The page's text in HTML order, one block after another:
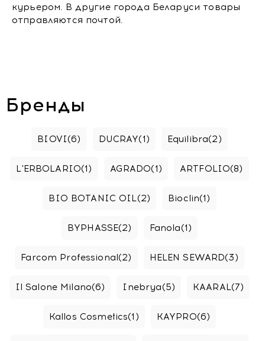
курьером. В другие города Беларуси товары
отправляются почтой.
Бренды
BIOVI(6) DUCRAY(1) Equilibra(2)
L'ERBOLARIO(1) AGRADO(1) ARTFOLIO(8)
BIO BOTANIC OIL(2) Bioclin(1)
BYPHASSE(2) Fanola(1)
Farcom Professional(2) HELEN SEWARD(3)
Il Salone Milano(6) Inebrya(5) KAARAL(7)
Kallos Cosmetics(1) KAYPRO(6)